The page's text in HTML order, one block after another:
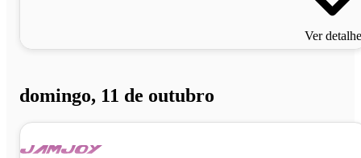
Ver
domingo, 11 de outubro